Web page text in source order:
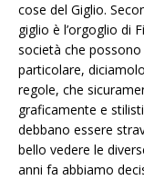
cose del Giglio.
giglio è l’orgoglio di
società che
particolare,
regole, che
graficamente e
debbano essere
bello vedere le
anni fa abbiamo